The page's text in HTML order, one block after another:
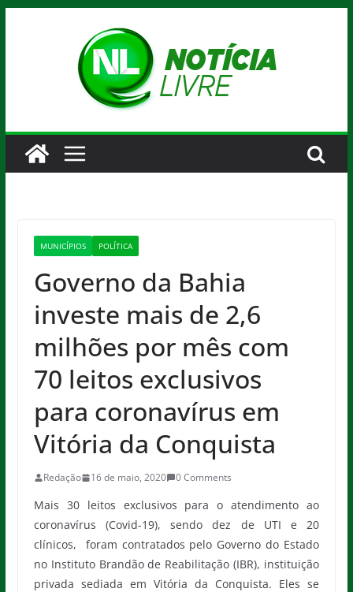
MUNICÍPIOS POLÍTICA
Governo da Bahia
investe mais de 2,6
milhões por mês com
70 leitos exclusivos
para coronavírus em
Vitória da Conquista
Redação 16 de maio, 2020 0 Comments
Mais 30 leitos exclusivos para o atendimento ao
coronavírus (Covid-19), sendo dez de UTI e 20
clínicos, foram contratados pelo Governo do Estado
no Instituto Brandão de Reabilitação (IBR), instituição
privada sediada em Vitória da Conquista. Eles se